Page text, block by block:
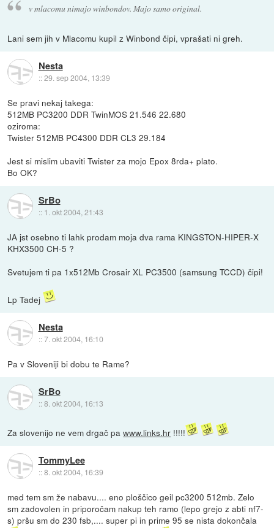
v mlacomu nimajo winbondov. Majo samo original.
Lani sem jih v Mlacomu kupil z Winbond čipi, vprašati ni greh.
Nesta
::29. sep 2004, 13:39
Se pravi nekaj takega:
512MB PC3200 DDR TwinMOS 21.546 22.680
oziroma:
Twister 512MB PC4300 DDR CL3 29.184
Jest si mislim ubaviti Twister za mojo Epox 8rda+ plato.
Bo OK?
SrBo
:: 1. okt 2004, 21:43
JA jst osebno ti lahk prodam moja dva rama KINGSTON-HIPER-X
KHX3500 CH-5 ?
Svetujem ti pa 1x512Mb Crosair XL PC3500 (samsung TCCD) čipi!
Lp Tadej
Nesta
::7. okt 2004, 16:10
Pa v Sloveniji bi dobu te Rame?
SrBo
::8. okt 2004, 16:13
Za slovenijo ne vem drgač pawww.links.hr !!!!!
TommyLee
::8. okt 2004, 16:39
med tem sm že nabavu.... eno ploščico geil pc3200 512mb. Zelo
sm zadovolen in priporočam nakup teh ramo (lepo grejo z abti nf7-
s) pršu sm do 230 fsb,.... super pi in prime 95 se nista dokončala